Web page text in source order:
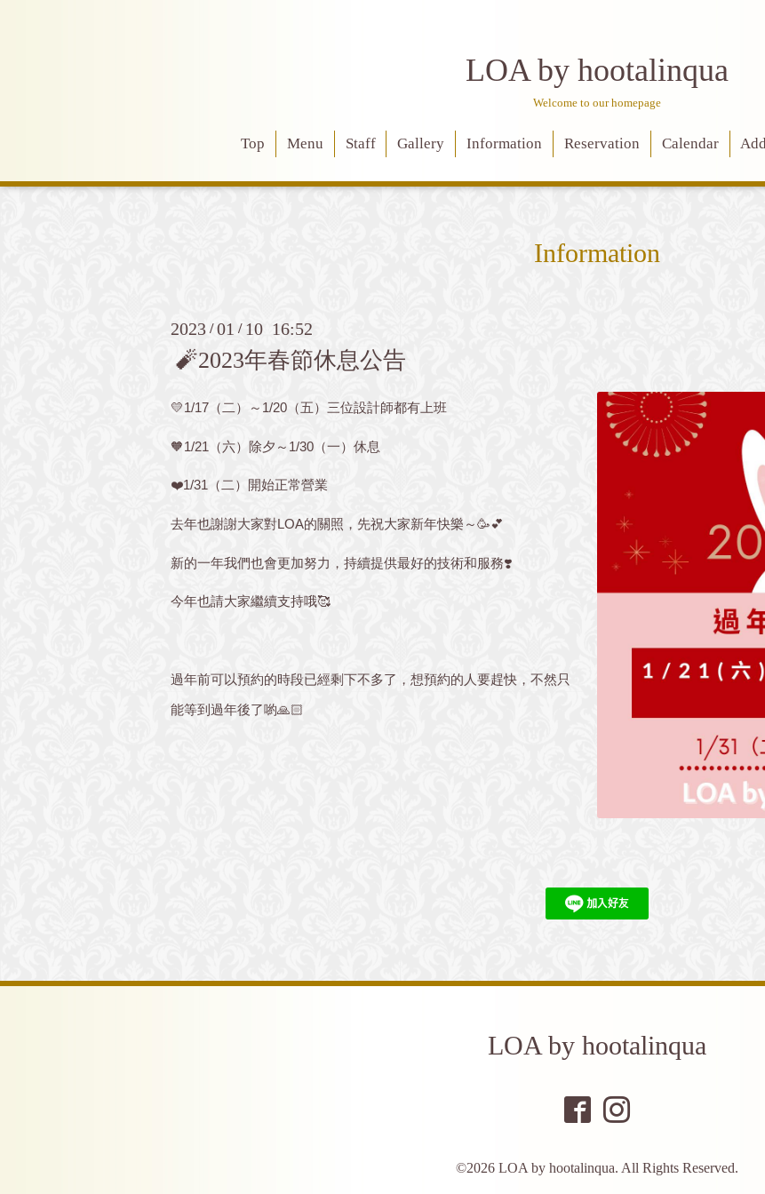
LOA by hootalinqua
Welcome to our homepage
Top Menu Staff Gallery Information Reservation Calendar
Information
2023 /01 / 10 16:52
🧨2023年春節休息公告
💛1/17 （二）～ 1/20 （五）三位設計師都有上班
🧡1/21 （六）除夕～ 1/30 （一）休息
❤️1/31 （二）開始正常營業
去年也謝謝大家對LOA的關照，先祝大家新年快樂～🥳💕
新的一年我們也會更加努力，持續提供最好的技術和服務❣️
今年也請大家繼續支持哦🥰
過年前可以預約的時段已經剩下不多了，想預約的人要趕快，不然只
能等到過年後了喲🙏🏻
LOA by hootalinqua
©2026 LOA by hootalinqua. All Rights Reserved.